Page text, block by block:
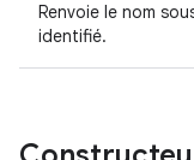
Renvoie le nom
identifié.